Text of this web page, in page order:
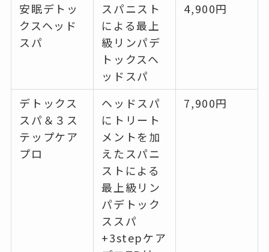
安眠デトッ
クスヘッド
スパ
スパニスト
による最上
級リンパデ
トックスヘ
ッドスパ
4,900円
デトックス
スパ＆３ス
テップケア
プロ
ヘッドスパ
にトリート
メントを加
えたスパニ
ストによる
最上級リン
パデトック
ススパ
+3stepケア
7,900円